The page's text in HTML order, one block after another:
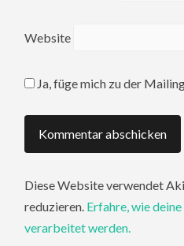
Website
Ja, füge mich zu der
Diese Website verwendet
reduzieren. Erfahre, wie
verarbeitet werden.